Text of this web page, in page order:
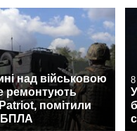
над військовою
ремонтують
помітили
БПЛА